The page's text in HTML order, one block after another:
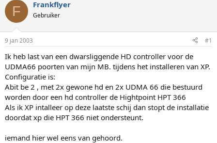
w
e
s
t
a
r
t
e
r
d
a
m
F Frankflyer
Gebruiker
9 jan 2003 #1
Ik heb last van een dwarsliggende HD controller voor de
UDMA66 poorten van mijn MB. tijdens het installeren van XP.
Configuratie is:
Abit be 2 , met 2x gewone hd en 2x UDMA 66 die bestuurd
worden door een hd controller de Hightpoint HPT 366
Als ik XP intalleer op deze laatste schij dan stopt de installatie
doordat xp die HPT 366 niet ondersteunt.
iemand hier wel eens van gehoord.